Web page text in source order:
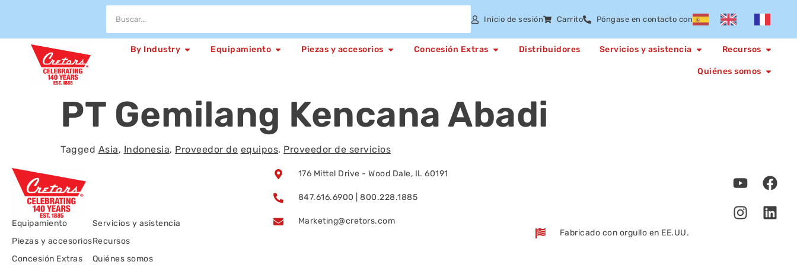
Inicio de sesión Carrito Póngase en contacto con
By Industry Equipamiento Piezas y accesorios Concesión Extras Distribuidores Servicios y asistencia Recursos
Quiénes somos
PT Gemilang Kencana Abadi
Tagged Asia, Indonesia, Proveedor de equipos, Proveedor de servicios
Equipamiento
Piezas y accesorios
Concesión Extras
Servicios y asistencia
Recursos
Quiénes somos
176 Mittel Drive - Wood Dale, IL 60191
847.616.6900 | 800.228.1885
Marketing@cretors.com
Fabricado con orgullo en EE.UU.